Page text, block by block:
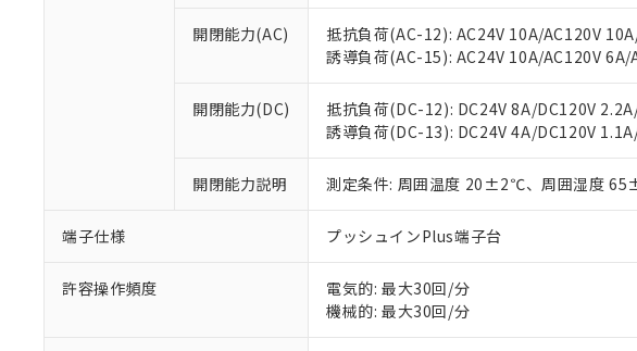
開閉能力(AC)
抵抗負荷(AC-12): AC24V 10A/AC120V
誘導負荷(AC-15): AC24V 10A/AC120V
開閉能力(DC)
抵抗負荷(DC-12): DC24V 8A/DC120V
誘導負荷(DC-13): DC24V 4A/DC120V
開閉能力説明 測定条件: 周囲温度 20±2℃、周囲湿度
端子仕様 プッシュインPlus端子台
許容操作頻度
電気的: 最大30回/分
機械的: 最大30回/分
本サービスは、当社制御機器事業
くものです。
当社制御機器事業取扱商品の中に
のであり、閲覧された時点での実
い。
正式な納期状況および標準価格は
当社販売員にご相談ください。
オムロン制御機器販売店や当社販
在庫状況および標準価格結果を当
マイパーツ機能（部品リスト作成
ている必要があります。
お客様が当ウェブサイト上で当社
*EU RoHS指令（10物質）：
鉛(Pb) 1000ppm以下、 水銀(Hg) 1000ppm以下、
六価クロム(Cr(Ⅵ)) 1000ppm以下、ポリ臭化ビフ
但し、RoHS指令で産業用監視および制御機器に対
フタル酸エステル類の４物質については閾値を超
※2 対応予定月
部品在庫の切り替え状況などにより、
※3 非含有証明書ダウンロード
「－」：未確認です。当社販売部門へ
*中国RoHS10物質の基準値 (GB/T26572)：
Pb(鉛) :1000ppm、 Hg(水銀) : 1000ppm、 Cd(カド
Cr(Ⅵ)(六価クロム) : 1000ppm、 PBBs(ポリ臭化ビ
DBP(フタル酸ジブチル) : 1000ppm、 DIBP(フタ
DEHP(フタル酸ビス(2-エチルヘキシル)) : 1000ppm
※2 環境保護使用期限
「ｅ」：有害物質（10物質）のすべて
「10」：通常の使用状況下において有
味します。
当社は、これら貴社製品のうち、
う）を輸出または国外への提供す
当社は規制貨物を破棄する場合は
ます。
当社は貴社製品を、核兵器、ミサ
当社は、貴社製品を第三者に販売
また当社は、販売先および販売に
たしません。
記
号
説明
○ 一定数以上の在庫あり
△ 一定数には満たないが在庫あ
－
在庫なし(最新の在庫状況に
機器販売店・当社販売員にご
空
白
受注生産機種、また在庫状況